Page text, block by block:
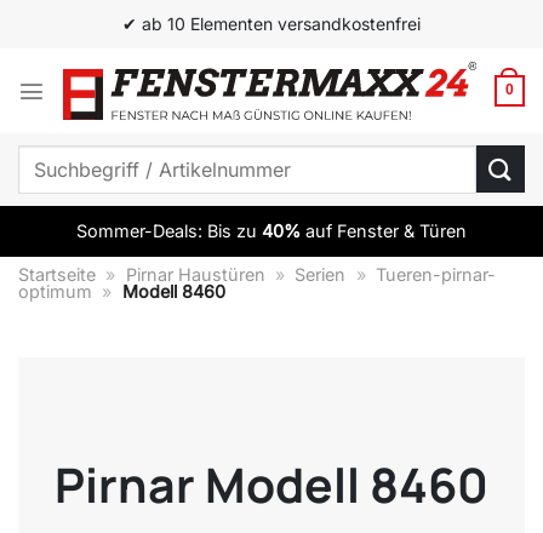
springen
✔ ab 10 Elementen versandkostenfrei
0
Suchen
Sommer-Deals: Bis zu 40% auf Fenster & Türen
Startseite » Pirnar Haustüren » Serien » Tueren-pirnar-
optimum » Modell 8460
Pirnar Modell 8460